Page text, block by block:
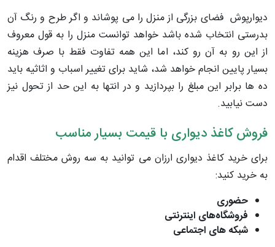
دیوارپوش فضای بزرگی از منزل را می پوشاند و اگر طرح و رنگ آن
بدرستی انتخاب شده باشد خواهد توانست منزل را به قول معروف
از این رو به آن رو کند، اما این همه تفاوت فقط با صرف هزینه
بسیار پایین انجام خواهد شد، شاید برای تغییر اسباب و اثاثیه باید
ده ها برابر این مبلغ را بپردازید و در انتها به این حد از تحول نیز
دست نیابید.
فروش کاغذ دیواری با قیمت بسیار مناسب
برای خرید کاغذ دیواری ارزان می توانید به سه روش مختلف اقدام
به خرید کنید:
حضوری
فروشگاه‌های اینترنتی
شبکه های اجتماعی